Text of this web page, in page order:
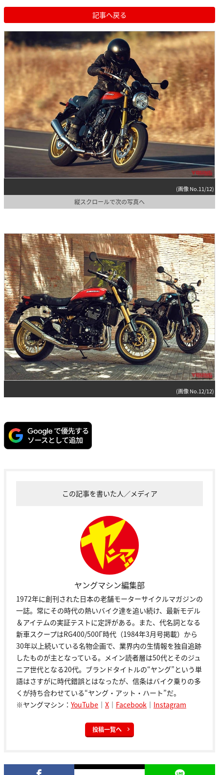
記事へ戻る
(画像 No.11/12)
縦スクロールで次の写真へ
(画像 No.12/12)
この記事を書いた人／メディア
ヤングマシン編集部
1972年に創刊された日本の老舗モーターサイクルマガジンの
一誌。常にその時代の熱いバイク達を追い続け、最新モデル
＆アイテムの実証テストに定評がある。また、代名詞となる
新車スクープはRG400/500Γ時代（1984年3月号掲載）から
30年以上続いている名物企画で、業界内の生情報を独自追跡
したものが主となっている。メイン読者層は50代とそのジュ
ニア世代となる20代。ブランドタイトルの“ヤング”という単
語はさすがに時代錯誤とはなったが、信条はバイク乗りの多
くが持ち合わせている“ヤング・アット・ハート”だ。
※ヤングマシン： YouTube ｜ X ｜ Facebook ｜ Instagram
投稿一覧へ